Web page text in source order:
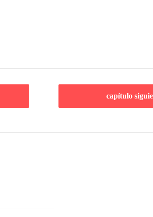
capítulo